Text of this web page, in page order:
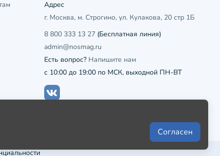
Адрес
г. Москва, м. Строгино, ул. Кулакова, 20 стр 1Б
8 800 333 13 27(Бесплатная линия)
admin@nosmag.ru
Есть вопрос? Напишите нам
с 10:00 до 19:00 по МСК, выходной ПН-ВТ
Согласен